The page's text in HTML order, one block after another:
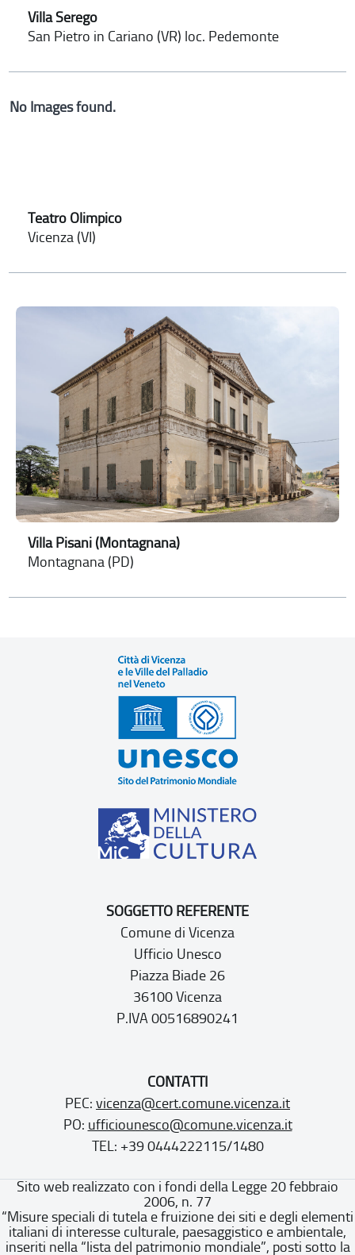
Villa Serego
San Pietro in Cariano (VR) loc. Pedemonte
No Images found.
Teatro Olimpico
Vicenza (VI)
Villa Pisani (Montagnana)
Montagnana (PD)
SOGGETTO REFERENTE
Comune di Vicenza
Ufficio Unesco
Piazza Biade 26
36100 Vicenza
P.IVA 00516890241
CONTATTI
PEC: vicenza@cert.comune.vicenza.it
PO: ufficiounesco@comune.vicenza.it
TEL: +39 0444222115/1480
Sito web realizzato con i fondi della Legge 20 febbraio
2006, n. 77
“Misure speciali di tutela e fruizione dei siti e degli elementi
italiani di interesse culturale, paesaggistico e ambientale,
inseriti nella “lista del patrimonio mondiale”, posti sotto la